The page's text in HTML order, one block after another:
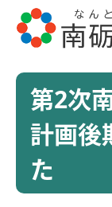
第2次
計画後
た